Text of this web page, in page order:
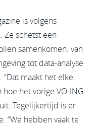
is volgens
Ze schetst een
samenkomen: van
tot data-analyse
maakt het elke
het vorige VO-ING
Tegelijkertijd is er
“We hebben vaak te